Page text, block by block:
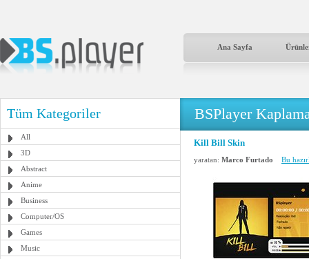
Ana Sayfa
Tüm Kategoriler
All
3D
Abstract
Anime
Business
Computer/OS
Games
Music
BSPlayer
Kill Bill Skin
yaratan: Marco Furtado Bu